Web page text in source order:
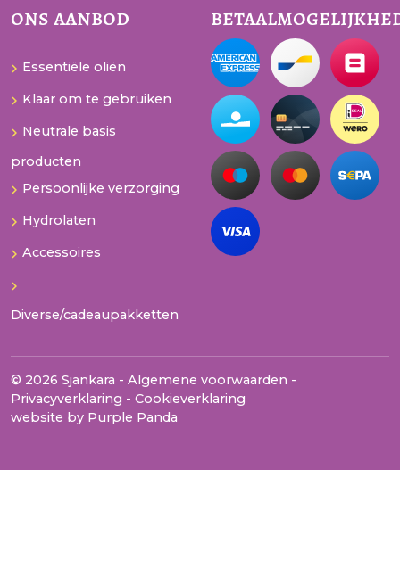
ons aanbod
Essentiële oliën
Klaar om te gebruiken
Neutrale basis
producten
Persoonlijke verzorging
Hydrolaten
Accessoires
Diverse/cadeaupakketten
© 2026 Sjankara - Algemene voorwaarden -
Privacyverklaring - Cookieverklaring
website by Purple Panda